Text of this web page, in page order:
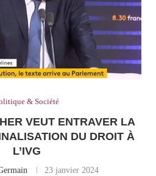
& Société
VEUT ENTRAVER LA
DU DROIT À
L’IVG
23 janvier 2024